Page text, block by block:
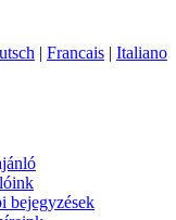
| Francais | Italiano
bejegyzések